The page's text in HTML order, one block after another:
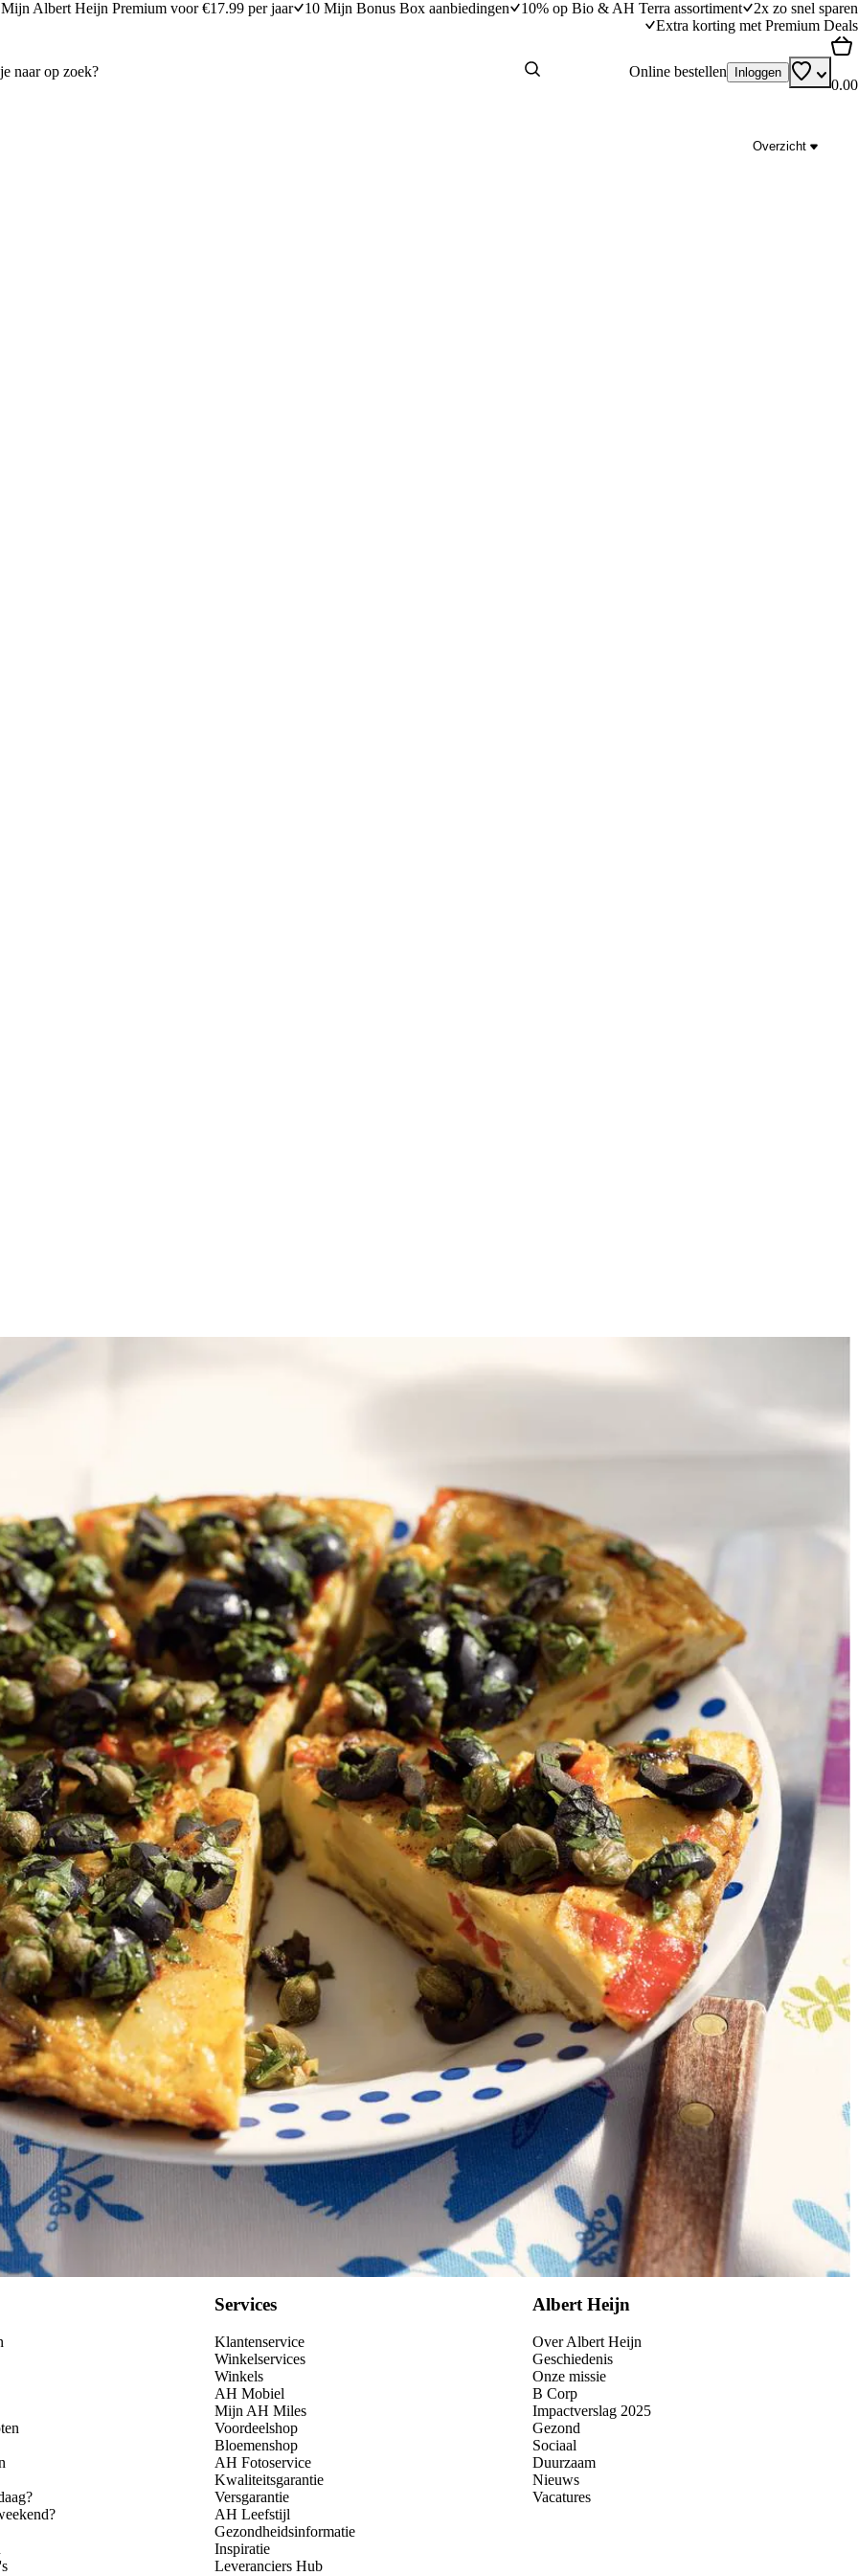
Mijn Albert Heijn Premium voor €17.99 per jaar 10 Mijn Bonus Box aanbiedingen 10% op Bio & AH Terra assortiment
2x zo snel sparen
Extra korting met Premium Deals
Online bestellen Inloggen
0.00
Overzicht
Kies producten
bakken
de olie in een heel ruime hapjespan. Bak hierin de aardappelschijfjes, uiringen en paprikablokjes al omscheppend 5 minuten.
zout en naar smaak peper. Zet het vuur laag. Schenk het eimengsel in de pan, leg de deksel op de pan en laat het ei in ca. 15 min. stollen
en keer ze samen. Bak de bovenkant bruin.
de tortilla op een schaal glijden en schep het olijvenmengsel erop. Lekker met een groene salade.
tortilla.
Wat vond je van dit recept?
Services
Klantenservice
Winkelservices
Winkels
AH Mobiel
Mijn AH Miles
Voordeelshop
Bloemenshop
AH Fotoservice
Kwaliteitsgarantie
Versgarantie
AH Leefstijl
Gezondheidsinformatie
Inspiratie
Leveranciers Hub
Albert Heijn
Over Albert Heijn
Geschiedenis
Onze missie
B Corp
Impactverslag 2025
Gezond
Sociaal
Duurzaam
Nieuws
Vacatures